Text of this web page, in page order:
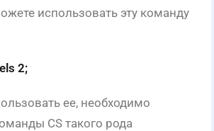
использовать эту команду
2;
ее, необходимо
CS такого рода